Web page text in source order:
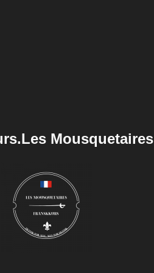
Mousquetaires